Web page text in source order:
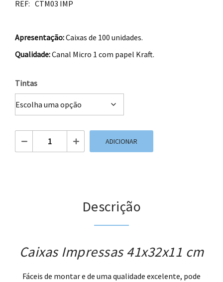
REF: CTM03 IMP
Apresentação:Caixas de 100 unidades.
Qualidade:Canal Micro 1 com papel Kraft.
Tintas
Quantidade de Caixas Impressas 41x32x11 cm
ADICIONAR
Descrição
Caixas Impressas 41x32x11 cm
Fáceis de montar e de uma qualidade excelente, pode